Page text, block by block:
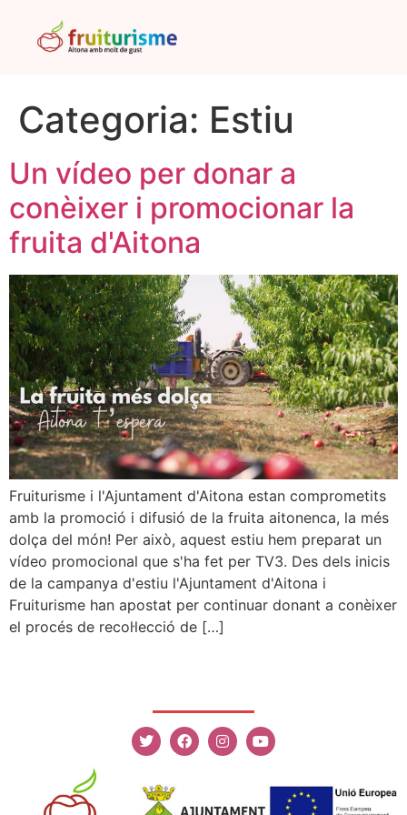
Categoria: Estiu
Un vídeo per donar a
conèixer i promocionar la
fruita d'Aitona
Fruiturisme i l'Ajuntament d'Aitona estan comprometits
amb la promoció i difusió de la fruita aitonenca, la més
dolça del món! Per això, aquest estiu hem preparat un
vídeo promocional que s'ha fet per TV3. Des dels inicis
de la campanya d'estiu l'Ajuntament d'Aitona i
Fruiturisme han apostat per continuar donant a conèixer
el procés de recol·lecció de […]